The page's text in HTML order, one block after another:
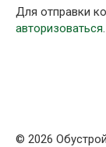
Для отправки
авторизоваться.
© 2026